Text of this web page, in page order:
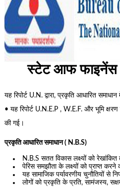
स्टेट आफ फाइनेंस
यह रिपोर्ट U.N. द्वारा, प्रकृति आधारित
• यह रिपोर्ट U.N.E.P , W.E.F. और भूमि
की गई।
प्रकृति आधारित समाधान ( N.B.S)
N.B.S सतत विकास लक्ष्यों को रेखांकित
पेरिस समझौता के लक्ष्यों को प्राप्त
यह सामाजिक पर्यावरणीय चुनौतियों से
लोगों को प्रकृति के प्रति, सामंजस्य,